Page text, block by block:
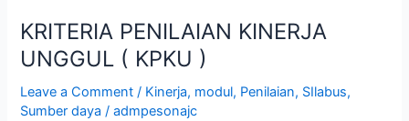
KRITERIA PENILAIAN KINERJA
UNGGUL ( KPKU )
Leave a Comment / Kinerja, modul, Penilaian, SIlabus,
Sumber daya /admpesonajc